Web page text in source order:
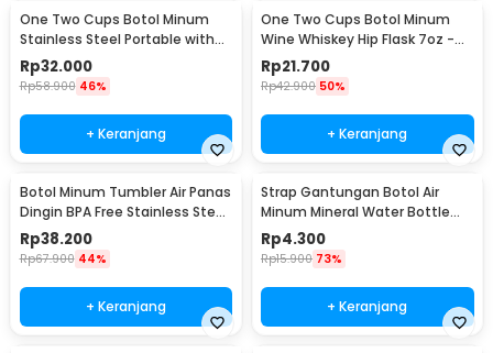
One Two Cups Botol Minum
Stainless Steel Portable with
Carabiner 750ml - GBD
Rp32.000
Rp58.900 46%
+ Keranjang
One Two Cups Botol Minum
Wine Whiskey Hip Flask 7oz -
F0212
Rp21.700
Rp42.900 50%
+ Keranjang
Botol Minum Tumbler Air Panas
Dingin BPA Free Stainless Steel
350ml - HS-6983
Rp38.200
Rp67.900 44%
+ Keranjang
Strap Gantungan Botol Air
Minum Mineral Water Bottle
Belt Hanger - 3330
Rp4.300
Rp15.900 73%
+ Keranjang